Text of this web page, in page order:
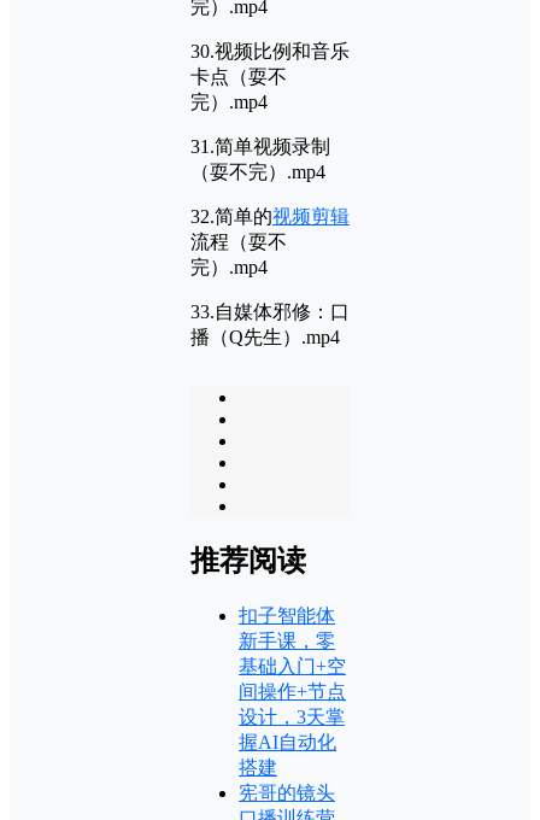
完）.mp4
30.视频比例和音乐
卡点（耍不
完）.mp4
31.简单视频录制
（耍不完）.mp4
32.简单的视频剪辑
流程（耍不
完）.mp4
33.自媒体邪修：口
播（Q先生）.mp4
推荐阅读
扣子智能体
新手课，零
基础入门+空
间操作+节点
设计，3天掌
握AI自动化
搭建
宪哥的镜头